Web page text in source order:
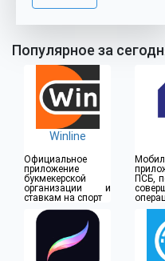
Популярное за
Winline
Официальное
приложение
букмекерской
организации и
ставкам на спорт
ПСБ,
дома